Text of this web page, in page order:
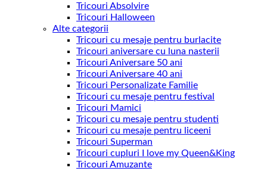
Tricouri Absolvire
Tricouri Halloween
Alte categorii
Tricouri cu mesaje pentru burlacite
Tricouri aniversare cu luna nasterii
Tricouri Aniversare 50 ani
Tricouri Aniversare 40 ani
Tricouri Personalizate Familie
Tricouri cu mesaje pentru festival
Tricouri Mamici
Tricouri cu mesaje pentru studenti
Tricouri cu mesaje pentru liceeni
Tricouri Superman
Tricouri cupluri I love my Queen&King
Tricouri Amuzante